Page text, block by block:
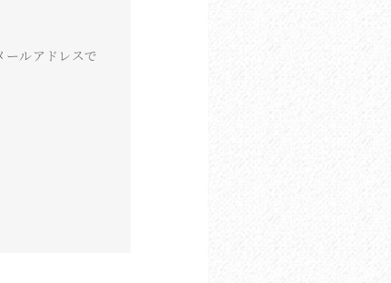
ールアドレスで